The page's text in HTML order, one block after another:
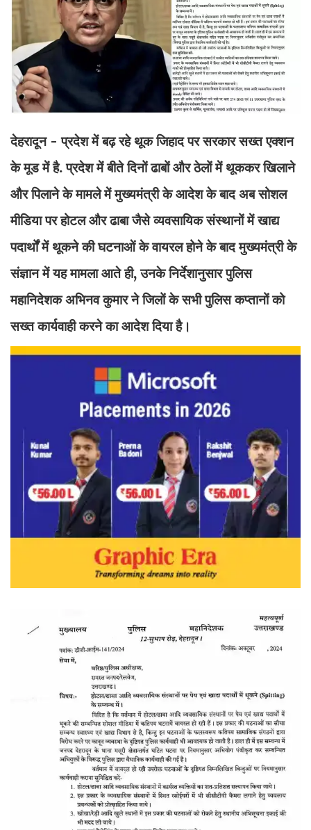
देहरादून - प्रदेश में बढ़ रहे थूक जिहाद पर सरकार सख्त एक्शन
के मूड में है. प्रदेश में बीते दिनों ढाबों और ठेलों में थूककर खिलाने
और पिलाने के मामले में मुख्यमंत्री के आदेश के बाद अब सोशल
मीडिया पर होटल और ढाबा जैसे व्यवसायिक संस्थानों में खाद्य
पदार्थों में थूकने की घटनाओं के वायरल होने के बाद मुख्यमंत्री के
संज्ञान में यह मामला आते ही, उनके निर्देशानुसार पुलिस
महानिदेशक अभिनव कुमार ने जिलों के सभी पुलिस कप्तानों को
सख्त कार्यवाही करने का आदेश दिया है।